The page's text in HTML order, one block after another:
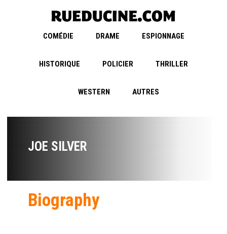
COMÉDIE DRAME ESPIONNAGE
HISTORIQUE POLICIER THRILLER
WESTERN AUTRES
JOE SILVER
Biography